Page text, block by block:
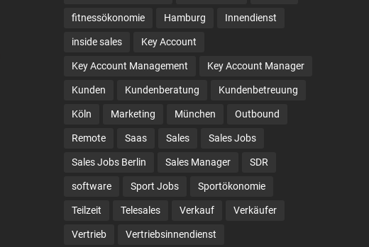
fitnessökonomie Hamburg Innendienst
inside sales Key Account
Key Account Management Key Account Manager
Kunden Kundenberatung Kundenbetreuung
Köln Marketing München Outbound
Remote Saas Sales Sales Jobs
Sales Jobs Berlin Sales Manager SDR
software Sport Jobs Sportökonomie
Teilzeit Telesales Verkauf Verkäufer
Vertrieb Vertriebsinnendienst